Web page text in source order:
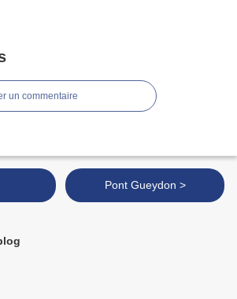
un commentaire
Pont Gueydon >